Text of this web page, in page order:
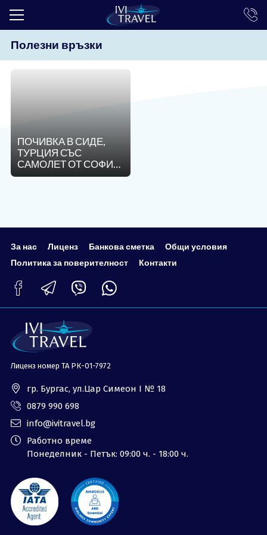
ТОП ОФЕРТИ
КРУИЗИ
LAST MINUTE
ТРАНСФЕРИ
ОЩЕ
Банкова сметка
Политика за
поверителност
0879 990 698 Запитване
Полезни връзки
ПОЧИВКА В СИДЕ,
ТУРЦИЯ СЪС
САМОЛЕТ ОТ СОФИЯ
- 9 НОЩУВКИ
За нас Лиценз Банкова сметка
Общи условия
Политика за поверителност
Контакти
Лиценз номер ТА РК-01-7972
гр. Бургас, ул.Цар Симеон I № 18
0879 990 698
info@ivitravel.bg
Работно време
Понеделник - Петък: 09:00 ч. - 18:00 ч.